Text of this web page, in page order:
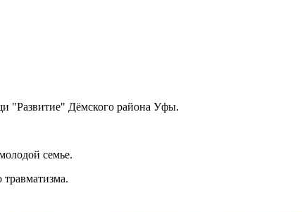
"Развитие" Дёмского района Уфы.
семье.